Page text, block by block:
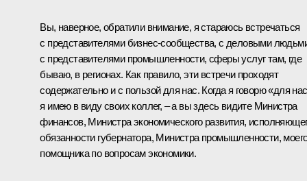
Вы, наверное, обратили внимание, я стараюсь встречаться
с представителями бизнес-сообщества, с деловыми
с представителями промышленности, сферы услуг там, где
бываю, в регионах. Как правило, эти встречи проходят
содержательно и с пользой для нас. Когда я говорю «для
я имею в виду своих коллег, – а вы здесь видите Министра
финансов, Министра экономического развития,
обязанности губернатора, Министра промышленности,
помощника по вопросам экономики.